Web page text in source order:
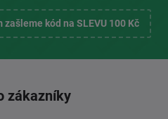
kód na SLEVU 100 Kč
zákazníky